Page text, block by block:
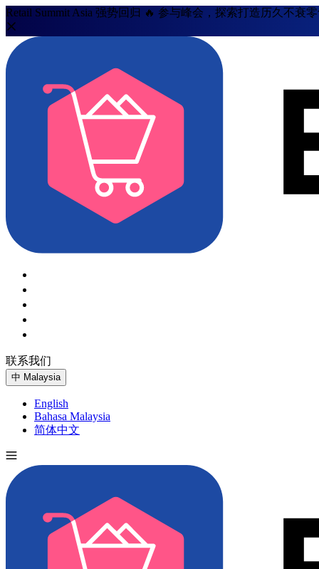
Retail Summit Asia 强势回归 🔥 参与峰会，探索打造历久不衰
联系我们
中 Malaysia
English
Bahasa Malaysia
简体中文